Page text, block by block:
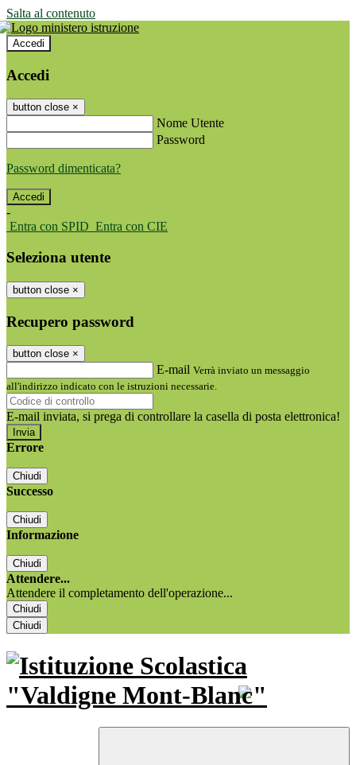
Salta al contenuto
Accedi
Accedi
button close ×
Nome Utente
Password
Password dimenticata?
-
Entra con SPID Entra con CIE
Seleziona utente
button close ×
Recupero password
button close ×
E-mail Verrà inviato un messaggio
all'indirizzo indicato con le istruzioni necessarie.
E-mail inviata, si prega di controllare la casella di posta elettronica!
Errore
Chiudi
Successo
Chiudi
Informazione
Chiudi
Attendere...
Attendere il completamento dell'operazione...
Chiudi
Chiudi